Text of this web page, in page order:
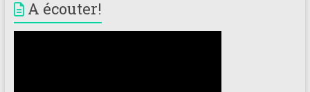
A écouter!